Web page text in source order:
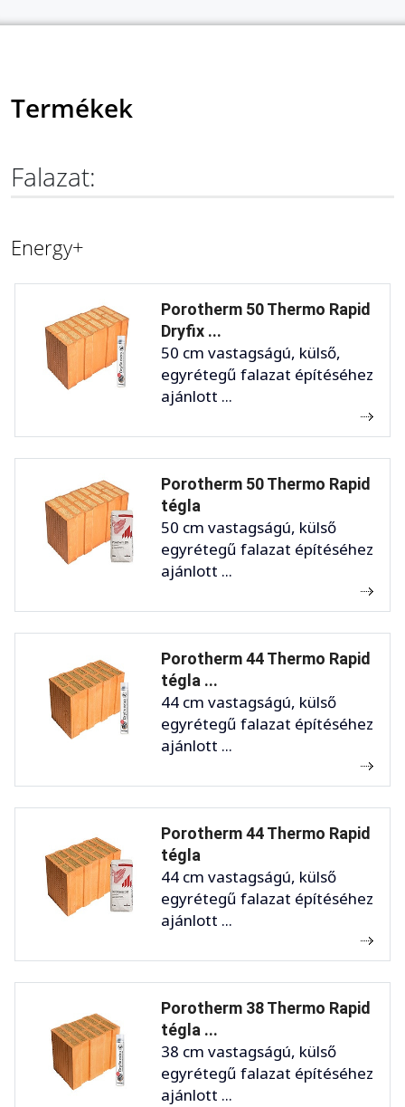
Termékek
Falazat:
Energy+
Porotherm 50 Thermo Rapid
Dryfix ...
50 cm vastagságú, külső,
egyrétegű falazat építéséhez
ajánlott ...
Porotherm 50 Thermo Rapid
tégla
50 cm vastagságú, külső
egyrétegű falazat építéséhez
ajánlott ...
Porotherm 44 Thermo Rapid
tégla ...
44 cm vastagságú, külső
egyrétegű falazat építéséhez
ajánlott ...
Porotherm 44 Thermo Rapid
tégla
44 cm vastagságú, külső
egyrétegű falazat építéséhez
ajánlott ...
Porotherm 38 Thermo Rapid
tégla ...
38 cm vastagságú, külső
egyrétegű falazat építéséhez
ajánlott ...